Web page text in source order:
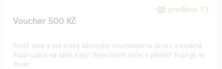
prodáno 11
Voucher 500 Kč
Potěš sebe a své blízké dárkovým voucherem na útratu v kavárně.
Pozvi rodinu na šálek kávy! Nebo trávíš večer s přáteli? Pozvi je na
drink!